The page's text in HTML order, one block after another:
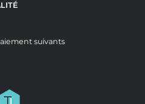
suivants